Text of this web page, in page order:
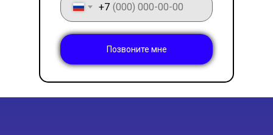
+7
Позвоните мне